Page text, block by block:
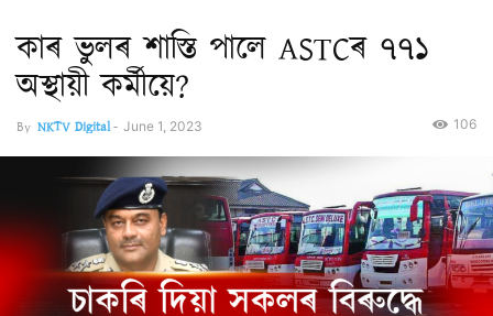
কাৰ ভুলৰ শাস্তি পালে ASTCৰ ৭৭১
অস্থায়ী কৰ্মীয়ে?
By NKTV Digital- June 1, 2023 106